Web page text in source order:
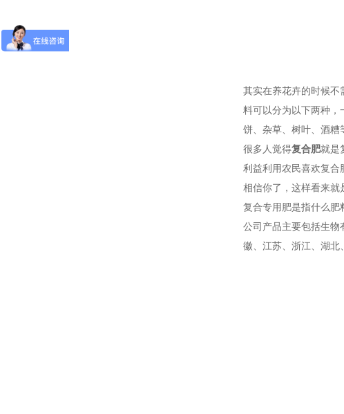
其实在养花卉的时候不
料可以分为以下两种，
饼、杂草、树叶、酒糟
很多人觉得复合肥就是
利益利用农民喜欢复合
相信你了，这样看来就
复合专用肥是指什么肥
公司产品主要包括生物
徽、江苏、浙江、湖北